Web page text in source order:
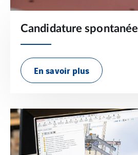
Candidature spontanée
En savoir plus